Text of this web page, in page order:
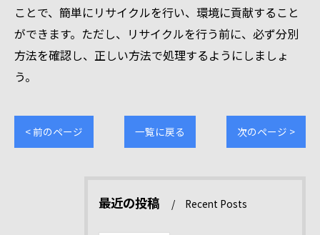
ことで、簡単にリサイクルを行い、環境に貢献すること
ができます。ただし、リサイクルを行う前に、必ず分別
方法を確認し、正しい方法で処理するようにしましょ
う。
< 前のページ 一覧に戻る 次のページ >
最近の投稿 Recent Posts